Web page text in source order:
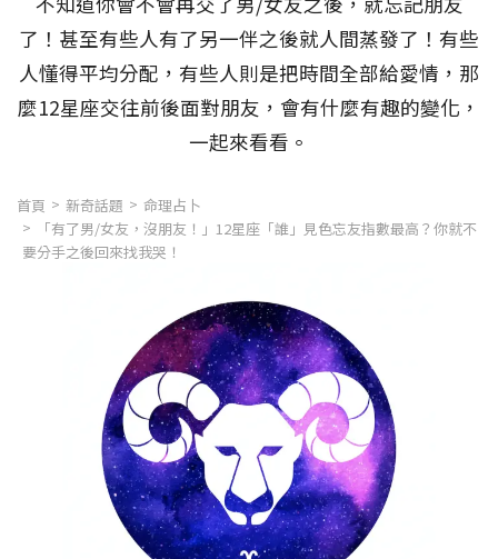
了！甚至有些人有了另一伴之後就人間蒸發了！有些
人懂得平均分配，有些人則是把時間全部給愛情，那
麼12星座交往前後面對朋友，會有什麼有趣的變化，
一起來看看。
首頁 新奇話題
命理占卜
「有了男/女友，沒朋友！」12星座「誰」見色忘友指數最高？你就不
要分手之後回來找我哭！